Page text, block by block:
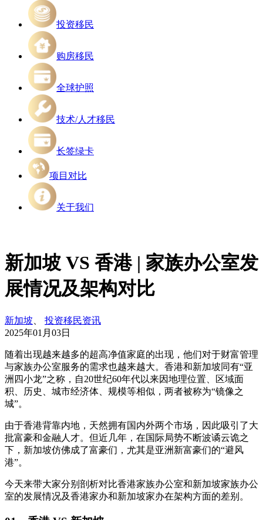
投资移民
购房移民
全球护照
技术/人才移民
长签绿卡
项目对比
关于我们
新加坡 VS 香港 | 家族办公室发
展情况及架构对比
新加坡
投资移民资讯
2025年01月03日
随着出现越来越多的超高净值家庭的出现，他们对于财富管理
与家族办公室服务的需求也越来越大。香港和新加坡同有“亚
洲四小龙”之称，自20世纪60年代以来因地理位置、区域面
积、历史、城市经济体、规模等相似，两者被称为“镜像之
城”。
由于香港背靠内地，天然拥有国内外两个市场，因此吸引了大
批富豪和金融人才。但近几年，在国际局势不断波谲云诡之
下，新加坡仿佛成了富豪们，尤其是亚洲新富豪们的“避风
港”。
今天来带大家分别剖析对比香港家族办公室和新加坡家族办公
室的发展情况及香港家办和新加坡家办在架构方面的差别。